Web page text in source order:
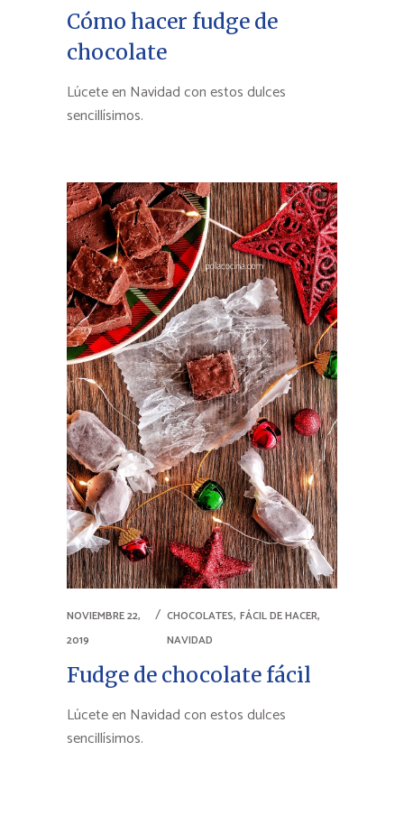
Cómo hacer fudge de
chocolate
Lúcete en Navidad con estos dulces
sencillísimos.
NOVIEMBRE 22,
2019
CHOCOLATES, FÁCIL DE HACER,
NAVIDAD
Fudge de chocolate fácil
Lúcete en Navidad con estos dulces
sencillísimos.